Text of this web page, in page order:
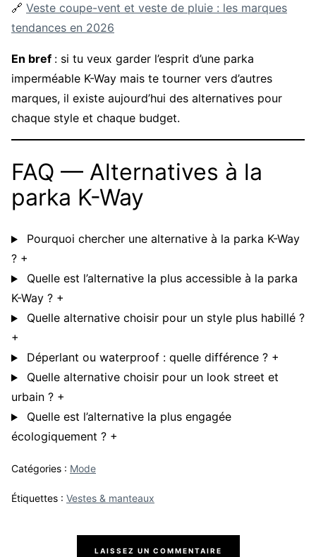
🔗 Veste coupe-vent et veste de pluie : les marques
tendances en 2026
En bref : si tu veux garder l’esprit d’une parka
imperméable K-Way mais te tourner vers d’autres
marques, il existe aujourd’hui des alternatives pour
chaque style et chaque budget.
FAQ — Alternatives à la
parka K-Way
Pourquoi chercher une alternative à la parka K-Way
? +
Quelle est l’alternative la plus accessible à la parka
K-Way ? +
Quelle alternative choisir pour un style plus habillé ?
+
Déperlant ou waterproof : quelle différence ? +
Quelle alternative choisir pour un look street et
urbain ? +
Quelle est l’alternative la plus engagée
écologiquement ? +
Catégories : Mode
Étiquettes : Vestes & manteaux
LAISSEZ UN COMMENTAIRE